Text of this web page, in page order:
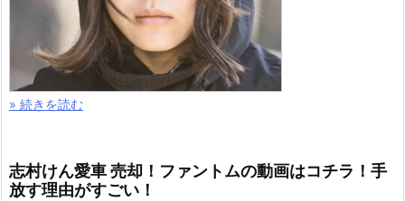
» 続きを読む
志村けん愛車 売却！ファントムの動画はコチラ！手
放す理由がすごい！